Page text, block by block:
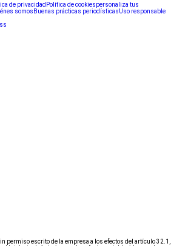
de privacidad Política de cookiespersonaliza tus
somos Buenas prácticas periodísticasUso responsable
permiso escrito de la empresa a los efectos del artículo 32.1,